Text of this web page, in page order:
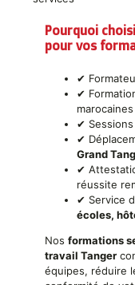
Pourquoi
pour vos
✔
✔
✔
✔
Grand
✔
réussite
✔ Service
écoles,
Nos formations
travail Tanger
équipes, réduire